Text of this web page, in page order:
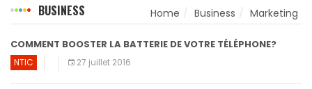
BUSINESS Home Business Marketing
COMMENT BOOSTER LA BATTERIE DE VOTRE TÉLÉPHONE?
NTIC 27 juillet 2016